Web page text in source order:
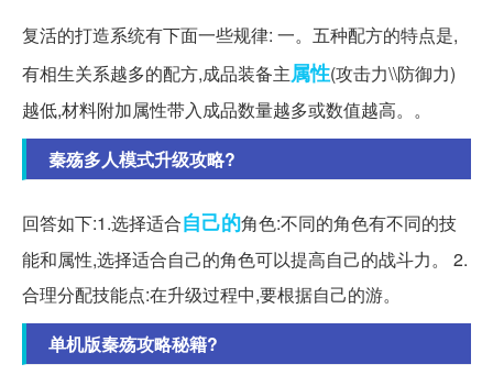
复活的打造系统有下面一些规律: 一。五种配方的特点是,
有相生关系越多的配方,成品装备主属性(攻击力\\防御力)
越低,材料附加属性带入成品数量越多或数值越高。。
秦殇多人模式升级攻略?
回答如下:1.选择适合自己的角色:不同的角色有不同的技
能和属性,选择适合自己的角色可以提高自己的战斗力。 2.
合理分配技能点:在升级过程中,要根据自己的游。
单机版秦殇攻略秘籍?